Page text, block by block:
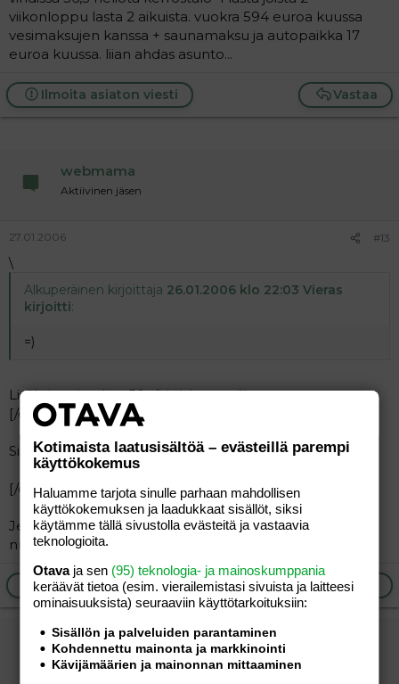
viikonloppu lasta 2 aikuista. vuokra 594 euroa kuussa
vesimaksujen kanssa + saunamaksu ja autopaikka 17
euroa kuussa. liian ahdas asunto...
Vastaa
Ilmoita asiaton viesti
webmama
Aktiivinen jäsen
27.01.2006 #13
\
Alkuperäinen kirjoittaja 26.01.2006 klo 22:03 Vieras
kirjoitti:
=)
Lisäksi vesimaksu 50,-/kk (yhteensä).
[/quote]
Siis viideltä??? Onnelliset...
[/quote]
Jep. 10,-/hlö. Aika tavallista pk-seudulla tuo 10-15,- per
nuppi.
Vastaa
Ilmoita asiaton viesti
huoleton
Vieras
Kotimaista laatusisältöä – evästeillä parempi
käyttökokemus
Haluamme tarjota sinulle parhaan mahdollisen
käyttökokemuksen ja laadukkaat sisällöt, siksi
käytämme tällä sivustolla evästeitä ja vastaavia
teknologioita.
Otavaja sen (95) teknologia- ja mainoskumppania
keräävät tietoa (esim. vierailemis­tasi sivuista ja laitteesi
ominaisuuk­sista) seuraaviin käyttötarkoituksiin:
Sisällön ja palveluiden parantaminen
Kohdennettu mainonta ja markkinointi
Kävijämäärien ja mainonnan mittaaminen